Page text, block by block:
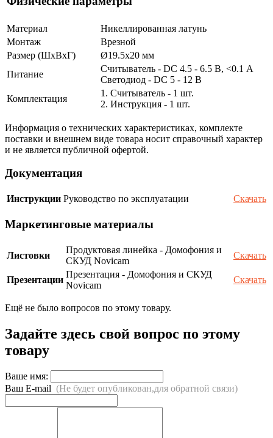
Материал
Никеллированная латунь
Монтаж
Врезной
Размер (ШxВxГ)
Ø19.5x20 мм
Питание
Считыватель - DC 4.5 - 6.5 В, <0.1 А
Светодиод - DC 5 - 12 В
Комплектация
1. Считыватель - 1 шт.
2. Инструкция - 1 шт.
Информация о технических характеристиках, комплекте
поставки и внешнем виде товара носит справочный характер
и не является публичной офертой.
Документация
Инструкции Руководство по эксплуатации Скачать
Маркетинговые материалы
Листовки
Продуктовая линейка - Домофония и
СКУД Novicam
Скачать
Презентации
Презентация - Домофония и СКУД
Novicam
Скачать
Ещё не было вопросов по этому товару.
Задайте здесь свой вопрос по этому
товару
Ваше имя:
Ваш E-mail (Не будет опубликован,для обратной связи)